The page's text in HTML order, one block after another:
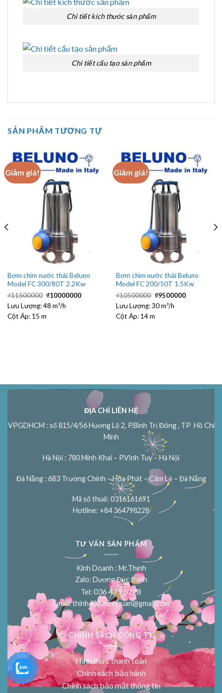
Chi tiết kích thước sản phẩm
Chi tiết cấu tạo sản phẩm
SẢN PHẨM TƯƠNG TỰ
Giảm giá!
Bơm chìm nước thải Beluno
Model FC 300/80T 2.2Kw
₫11500000 Giá
gốc
là:
₫10000000Giá
hiện
₫10000000.
Lưu Lượng:48 m³/h
Cột Áp: 15 m
Giảm giá!
Bơm chìm nước thải Beluno
Model FC 200/50T 1.5Kw
₫10500000 Giá
gốc
là:
₫9500000Giá
hiện
Lưu Lượng:30 m³/h
Cột Áp: 14 m
ĐỊA CHỈ LIÊN HỆ
VPGDHCM : số 815/4/56 Hương Lộ 2, P.Bình Trị Đông , TP Hồ Chí
Minh
Hà Nội : 780 Minh Khai – P.Vĩnh Tuy – Hà Nội
Đà Nẵng : 683 Trường Chinh – Hòa Phát – Cẩm Lệ – Đà Nẵng
Mã số thuế: 0316161691
Hotline: +84 364798228
TƯ VẤN SẢN PHẨM
Kinh Doanh : Mr.Thịnh
Zalo: Dương Đức thịnh
Tel: 036 479 8228
Email:thinh402.minhquan@gmail.com
CHÍNH SÁCH CÔNG TY
Hình thức thanh toán
Chính sách bảo hành
Chính sách bảo mật thông tin